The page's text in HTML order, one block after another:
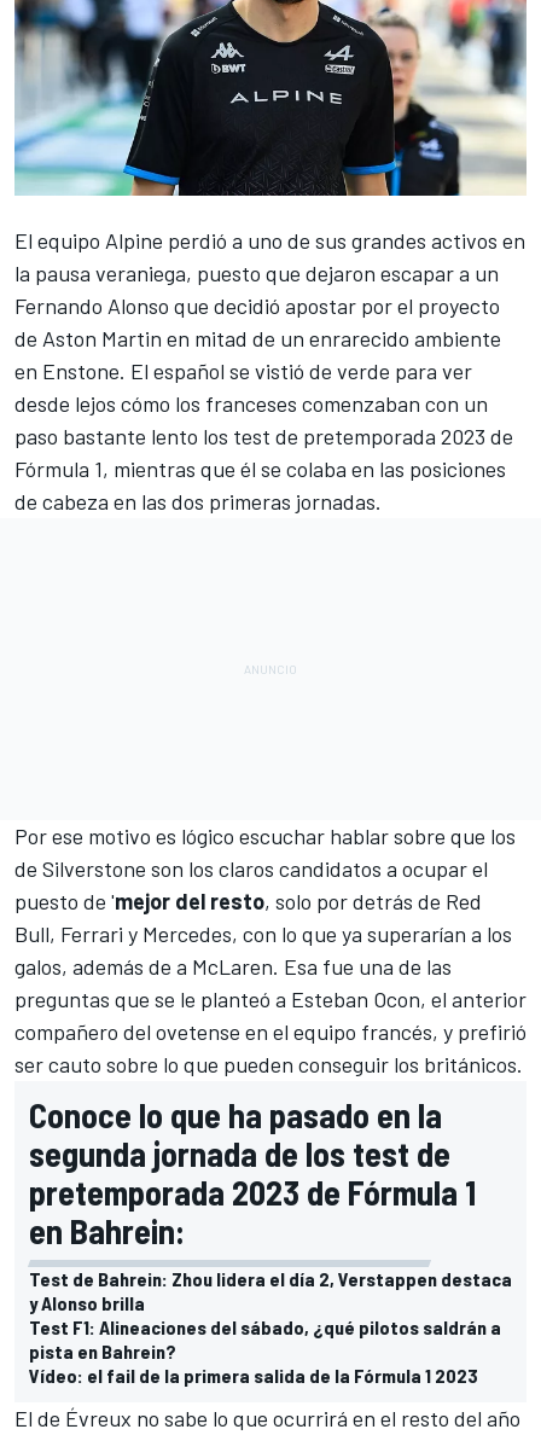
El equipo Alpine perdió a uno de sus grandes activos en
la pausa veraniega, puesto que dejaron escapar a un
Fernando Alonso que decidió apostar por el proyecto
de Aston Martin en mitad de un enrarecido ambiente
en Enstone. El español se vistió de verde para ver
desde lejos cómo los franceses comenzaban con un
paso bastante lento los test de pretemporada 2023 de
Fórmula 1, mientras que él se colaba en las posiciones
de cabeza en las dos primeras jornadas.
Por ese motivo es lógico escuchar hablar sobre que los
de Silverstone son los claros candidatos a ocupar el
puesto de 'mejor del resto, solo por detrás de Red
Bull, Ferrari y Mercedes, con lo que ya superarían a los
galos, además de a McLaren. Esa fue una de las
preguntas que se le planteó a Esteban Ocon, el anterior
compañero del ovetense en el equipo francés, y prefirió
ser cauto sobre lo que pueden conseguir los británicos.
Conoce lo que ha pasado en la
segunda jornada de los test de
pretemporada 2023 de Fórmula 1
en Bahrein:
Test de Bahrein: Zhou lidera el día 2, Verstappen destaca
y Alonso brilla
Test F1: Alineaciones del sábado, ¿qué pilotos saldrán a
pista en Bahrein?
Vídeo: el fail de la primera salida de la Fórmula 1 2023
El de Évreux no sabe lo que ocurrirá en el resto del año